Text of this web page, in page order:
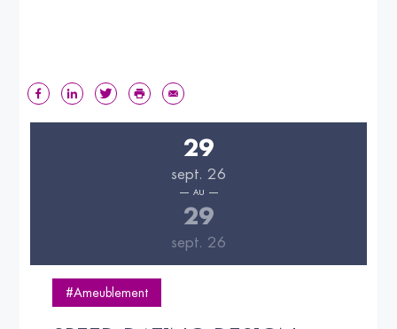
29
sept. 26
AU
29
sept. 26
#Ameublement